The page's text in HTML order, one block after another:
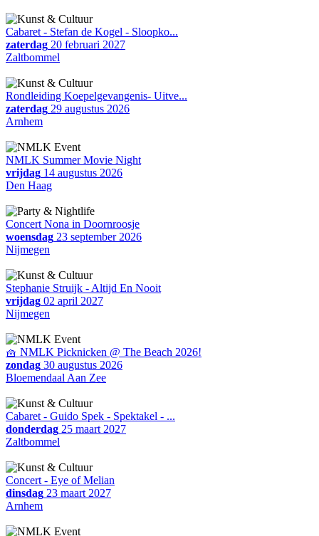
Cabaret - Stefan de Kogel - Sloopko...
zaterdag 20 februari 2027
Zaltbommel
Rondleiding Koepelgevangenis- Uitve...
zaterdag 29 augustus 2026
Arnhem
NMLK Summer Movie Night
vrijdag 14 augustus 2026
Den Haag
Concert Nona in Doornroosje
woensdag 23 september 2026
Nijmegen
Stephanie Struijk - Altijd En Nooit
vrijdag 02 april 2027
Nijmegen
🧺 NMLK Picknicken @ The Beach 2026!
zondag 30 augustus 2026
Bloemendaal Aan Zee
Cabaret - Guido Spek - Spektakel - ...
donderdag 25 maart 2027
Zaltbommel
Concert - Eye of Melian
dinsdag 23 maart 2027
Arnhem